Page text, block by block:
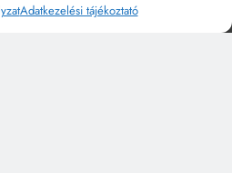
Adatkezelési tájékoztató